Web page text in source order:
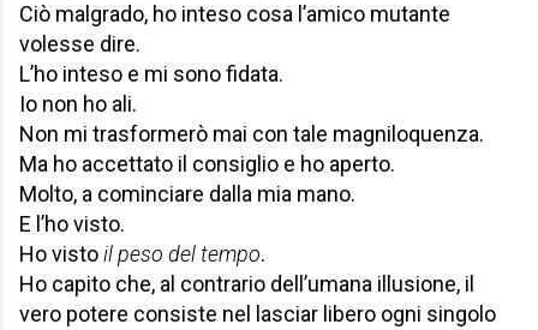
Ciò malgrado, ho inteso cosa l’amico mutante
volesse dire.
L’ho inteso e mi sono fidata.
Io non ho ali.
Non mi trasformerò mai con tale magniloquenza.
Ma ho accettato il consiglio e ho aperto.
Molto, a cominciare dalla mia mano.
E l’ho visto.
Ho vistoil peso del tempo.
Ho capito che, al contrario dell’umana illusione, il
vero potere consiste nel lasciar libero ogni singolo